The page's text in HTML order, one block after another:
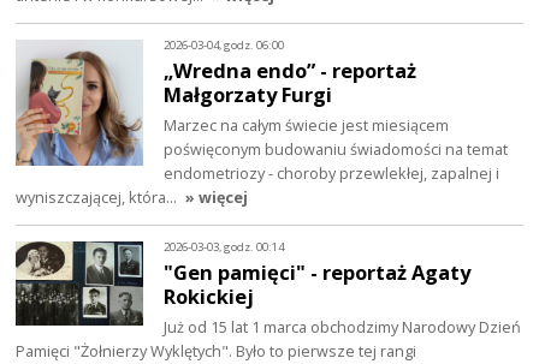
2026-03-04, godz. 06:00
„Wredna endo” - reportaż
Małgorzaty Furgi
Marzec na całym świecie jest miesiącem
poświęconym budowaniu świadomości na temat
endometriozy - choroby przewlekłej, zapalnej i
wyniszczającej, która… » więcej
2026-03-03, godz. 00:14
"Gen pamięci" - reportaż Agaty
Rokickiej
Już od 15 lat 1 marca obchodzimy Narodowy Dzień
Pamięci "Żołnierzy Wyklętych". Było to pierwsze tej rangi